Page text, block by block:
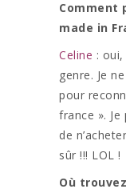
Comment
made in
Celine :
genre. Je
pour
france ».
de
sûr !!! LOL !
Où